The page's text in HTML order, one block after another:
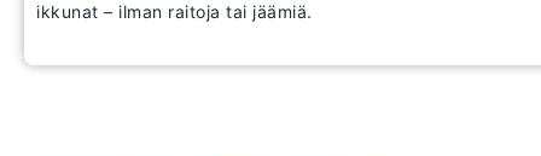
ikkunat – ilman raitoja tai jäämiä.